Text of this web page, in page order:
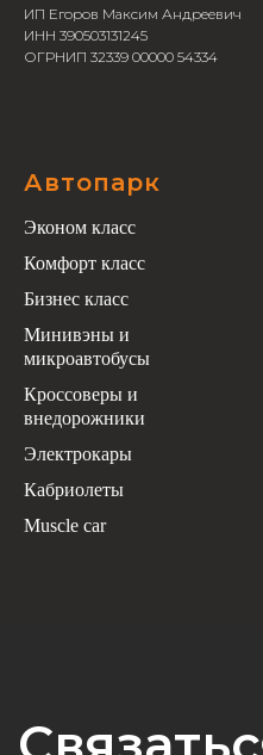
ИП Егоров Максим Андреевич
ИНН 390503131245
ОГРНИП 32339 00000 54334
Автопарк
Эконом класс
Комфорт класс
Бизнес класс
Минивэны и
микроавтобусы
Кроссоверы и
внедорожники
Электрокары
Кабриолеты
Muscle car